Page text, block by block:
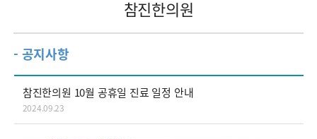
참진한의원
- 공지사항
참진한의원 10월 공휴일 진료 일정 안내
2024.09.23